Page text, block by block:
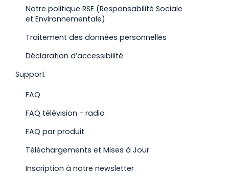
Notre politique RSE (Responsabilité Sociale
et Environnementale)
Traitement des données personnelles
Déclaration d’accessibilité
Support
FAQ
FAQ télévision - radio
FAQ par produit
Téléchargements et Mises à Jour
Inscription à notre newsletter